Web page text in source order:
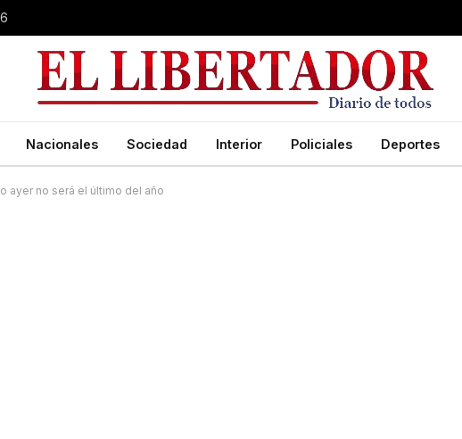
Nacionales Sociedad Interior Policiales Deportes
ayer no será el último del año